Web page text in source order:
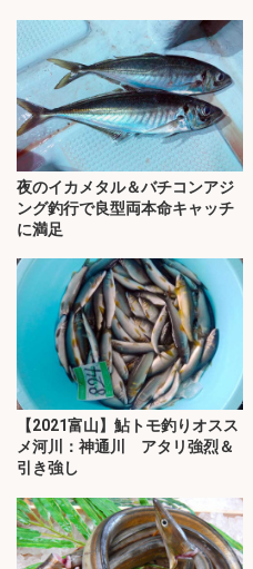
夜のイカメタル＆バチコンアジ
ング釣行で良型両本命キャッチ
に満足
【2021富山】鮎トモ釣りオスス
メ河川：神通川 アタリ強烈＆
引き強し